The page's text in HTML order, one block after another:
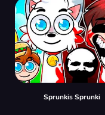
Sprunkis Sprunki